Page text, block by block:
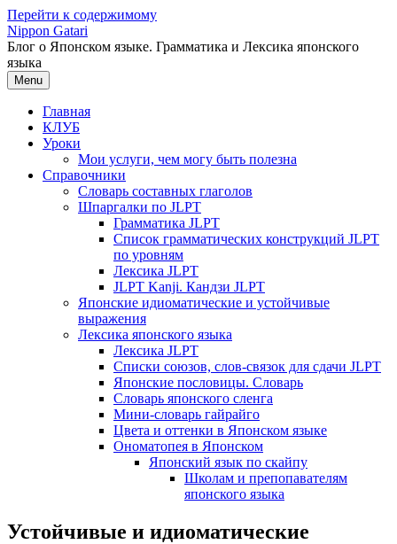
Перейти к содержимому
Nippon Gatari
Блог о Японском языке. Грамматика и Лексика японского
языка
Menu
Главная
КЛУБ
Уроки
Мои услуги, чем могу быть полезна
Справочники
Словарь составных глаголов
Шпаргалки по JLPT
Грамматика JLPT
Список грамматических конструкций JLPT
по уровням
Лексика JLPT
JLPT Kanji. Кандзи JLPT
Японские идиоматические и устойчивые
выражения
Лексика японского языка
Лексика JLPT
Списки союзов, слов-связок для сдачи JLPT
Японские пословицы. Словарь
Словарь японского сленга
Мини-словарь гайрайго
Цвета и оттенки в Японском языке
Ономатопея в Японском
Японский язык по скайпу
Школам и препопавателям
японского языка
Устойчивые и идиоматические